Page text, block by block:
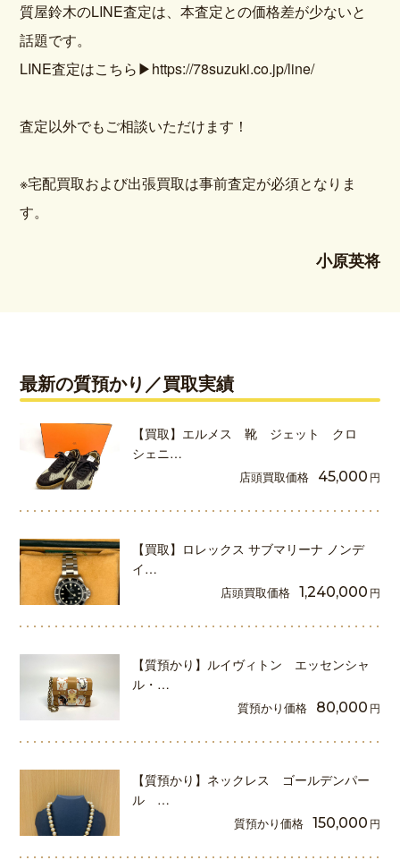
質屋鈴木のLINE査定は、本査定との価格差が少ないと
話題です。
LINE査定はこちら▶https://78suzuki.co.jp/line/
査定以外でもご相談いただけます！
※宅配買取および出張買取は事前査定が必須となりま
す。
小原英将
最新の質預かり／買取実績
【買取】エルメス 靴 ジェット クロ
シェニ…
店頭買取価格 45,000 円
【買取】ロレックス サブマリーナ ノンデ
イ…
店頭買取価格 1,240,000 円
【質預かり】ルイヴィトン エッセンシャ
ル・…
質預かり価格 80,000 円
【質預かり】ネックレス ゴールデンパー
ル …
質預かり価格 150,000 円